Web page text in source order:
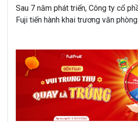
Sau 7 năm phát triển, Công ty cổ
Fuji tiến hành khai trương văn phòng